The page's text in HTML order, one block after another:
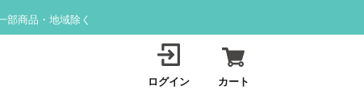
部商品・地域除く
ログイン カート